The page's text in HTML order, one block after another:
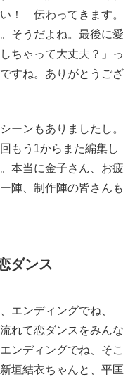
！ 伝わってきます。
そうだよね。最後に愛
ちゃって大丈夫？」っ
すね。ありがとうござ
ーンもありましたし。
もう1からまた編集し
本当に金子さん、お疲
陣、制作陣の皆さんも
ダンス
エンディングでね、
れて恋ダンスをみんな
ンディングでね、そこ
垣結衣ちゃんと、平匡